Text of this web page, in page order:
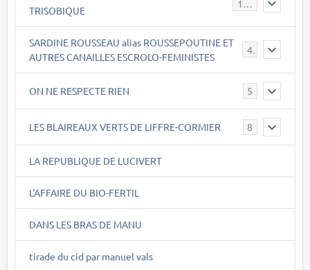
TRISOBIQUE
147
SARDINE ROUSSEAU alias ROUSSEPOUTINE ET
AUTRES CANAILLES ESCROLO-FEMINISTES
40
ON NE RESPECTE RIEN 5
LES BLAIREAUX VERTS DE LIFFRE-CORMIER 8
LA REPUBLIQUE DE LUCIVERT
L'AFFAIRE DU BIO-FERTIL
DANS LES BRAS DE MANU
tirade du cid par manuel vals